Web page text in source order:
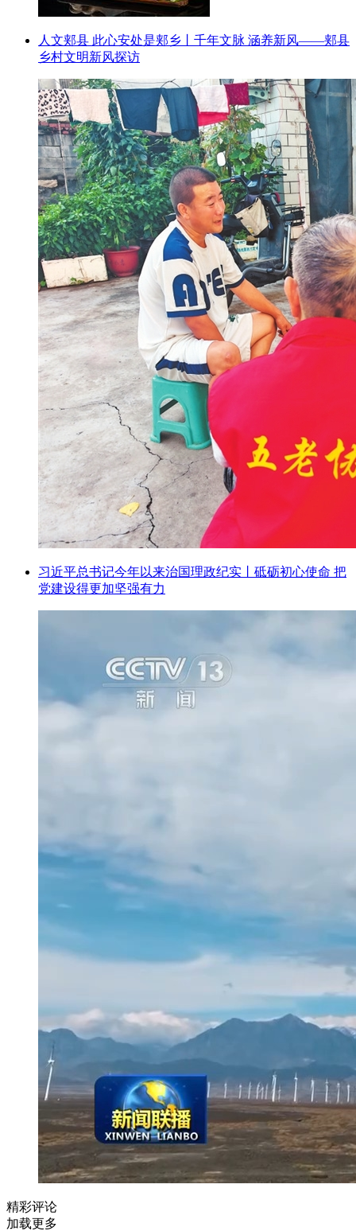
人文郏县 此心安处是郏乡丨千年文脉 涵养新风——郏县
乡村文明新风探访
习近平总书记今年以来治国理政纪实丨砥砺初心使命 把
党建设得更加坚强有力
精彩评论
加载更多